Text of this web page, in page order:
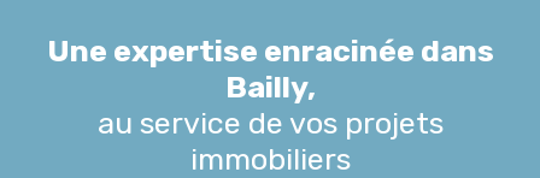
Une expertise enracinée dans
Bailly,
au service de vos projets
immobiliers